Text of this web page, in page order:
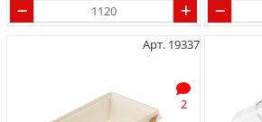
Арт. 19337
2